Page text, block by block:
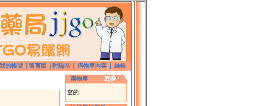
我的帳號 留言版 討論區 購物車內容
結帳
購物車
空的...